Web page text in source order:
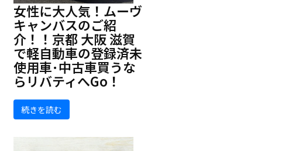
女性に大人気！ムーヴ
キャンバスのご紹
介！！京都 大阪 滋賀
で軽自動車の登録済未
使用車･中古車買うな
らリバティへGo！
続きを読む